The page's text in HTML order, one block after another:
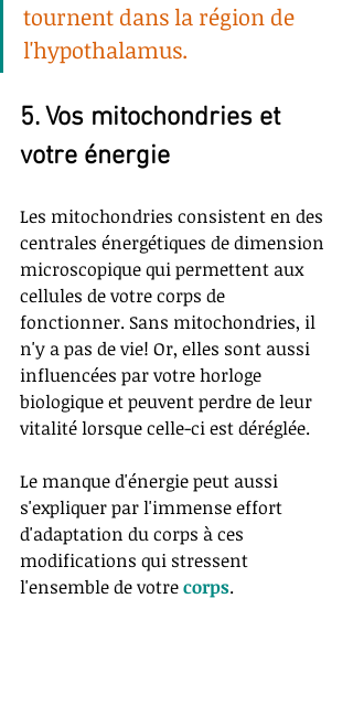
tournent dans la région de
l'hypothalamus.
5. Vos mitochondries et
votre énergie
Les mitochondries consistent en des
centrales énergétiques de dimension
microscopique qui permettent aux
cellules de votre corps de
fonctionner. Sans mitochondries, il
n'y a pas de vie! Or, elles sont aussi
influencées par votre horloge
biologique et peuvent perdre de leur
vitalité lorsque celle-ci est déréglée.
Le manque d'énergie peut aussi
s'expliquer par l'immense effort
d'adaptation du corps à ces
modifications qui stressent
l'ensemble de votre corps.